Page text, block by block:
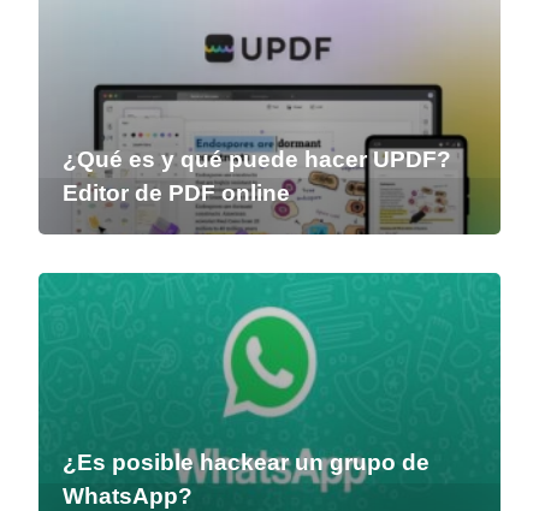
¿Qué es y qué puede hacer UPDF?
Editor de PDF online
¿Es posible hackear un grupo de
WhatsApp?